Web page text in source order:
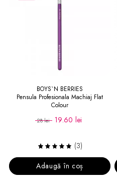
BOYS`N BERRIES
Pensula Profesionala Machiaj Flat
Colour
28 lei 19.60 lei
(3)
Adaugă în coș